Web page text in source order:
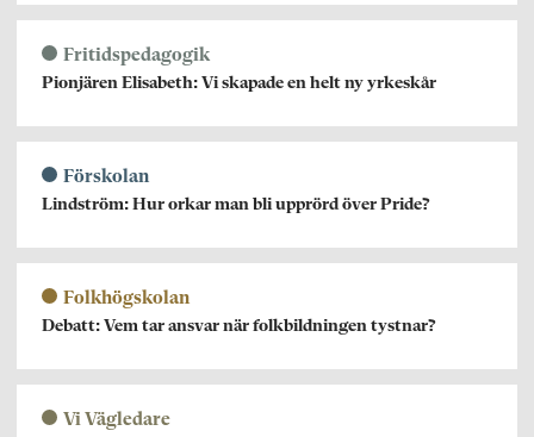
Fritidspedagogik
Pionjären Elisabeth: Vi skapade en helt ny yrkeskår
Förskolan
Lindström: Hur orkar man bli upprörd över Pride?
Folkhögskolan
Debatt: Vem tar ansvar när folkbildningen tystnar?
Vi Vägledare